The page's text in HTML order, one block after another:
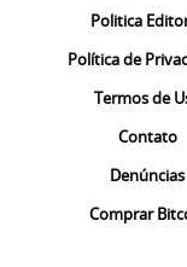
Politica
Política de
Termos de
Contato
Denúncias
Comprar